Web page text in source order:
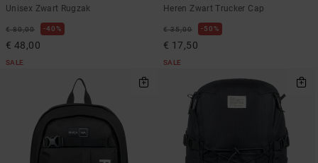
Unisex Zwart Rugzak
€ 80,00 40%
€ 48,00
SALE
Heren Zwart Trucker Cap
€ 35,00 50%
€ 17,50
SALE